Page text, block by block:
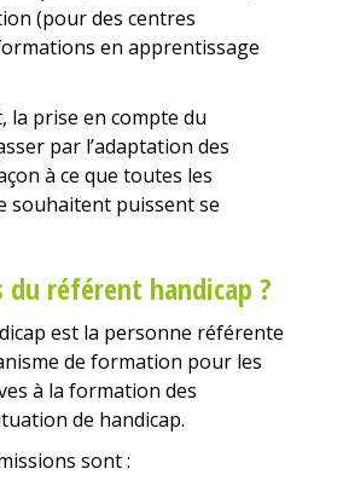
(pour des centres
en apprentissage
la prise en compte du
par l’adaptation des
à ce que toutes les
souhaitent puissent se
du référent handicap ?
est la personne référente
de formation pour les
à la formation des
de handicap.
sont :